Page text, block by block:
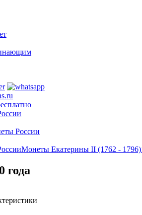
России
Монеты Екатерины II (1762 - 1796)
года